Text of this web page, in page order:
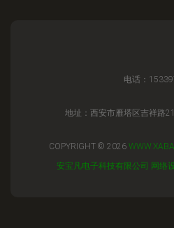
电话：
地址：西安市雁塔区吉祥路
COPYRIGHT © 2026
安宝凡电子科技有限公司 网络